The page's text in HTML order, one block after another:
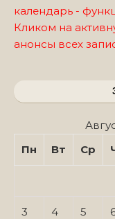
календарь -
Кликом на
анонсы всех
Пн
Вт Ср
3 4 5